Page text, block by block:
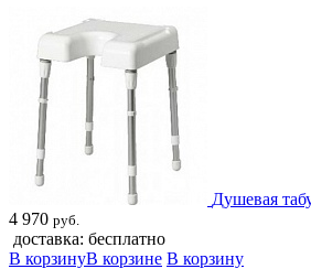
Душевая
4 970 руб.
доставка: бесплатно
В корзинуВ корзине В корзину